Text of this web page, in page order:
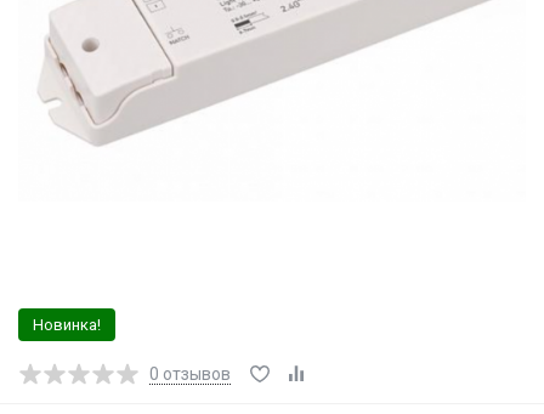
Новинка!
0 отзывов